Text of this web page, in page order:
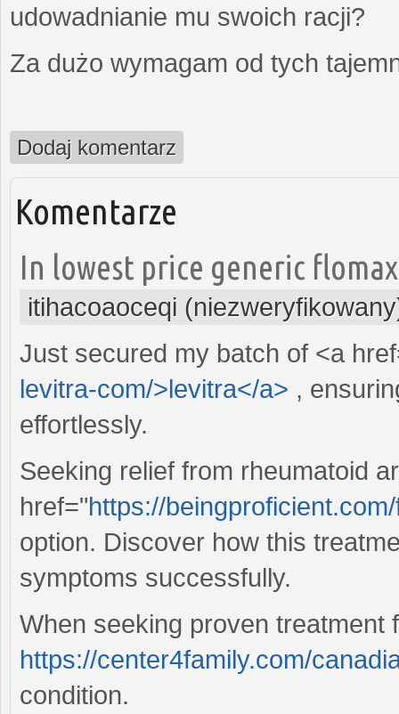
udowadnianie mu swoich racji?
Za dużo wymagam od tych
Dodaj komentarz
Komentarze
In lowest price generic
itihacoaoceqi
Just secured my batch of <a
levitra-com/>levitra</a> ,
effortlessly.
Seeking relief from rheumatoid
href="https://
option. Discover how this
symptoms successfully.
When seeking proven treatment
https://center4family.com/
condition.